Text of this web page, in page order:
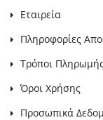
Εταιρεία
Πληροφορίες
Τρόποι
Όροι Χρήσης
Προσωπικά